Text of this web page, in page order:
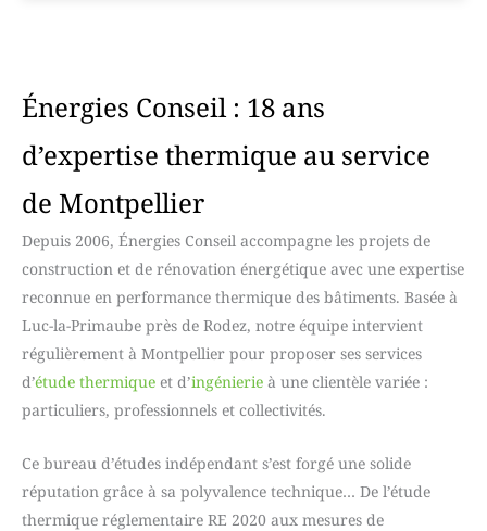
Énergies Conseil : 18 ans
d’expertise thermique au service
de Montpellier
Depuis 2006, Énergies Conseil accompagne les projets de
construction et de rénovation énergétique avec une expertise
reconnue en performance thermique des bâtiments. Basée à
Luc-la-Primaube près de Rodez, notre équipe intervient
régulièrement à Montpellier pour proposer ses services
d’étude thermique et d’ingénierie à une clientèle variée :
particuliers, professionnels et collectivités.
Ce bureau d’études indépendant s’est forgé une solide
réputation grâce à sa polyvalence technique… De l’étude
thermique réglementaire RE 2020 aux mesures de